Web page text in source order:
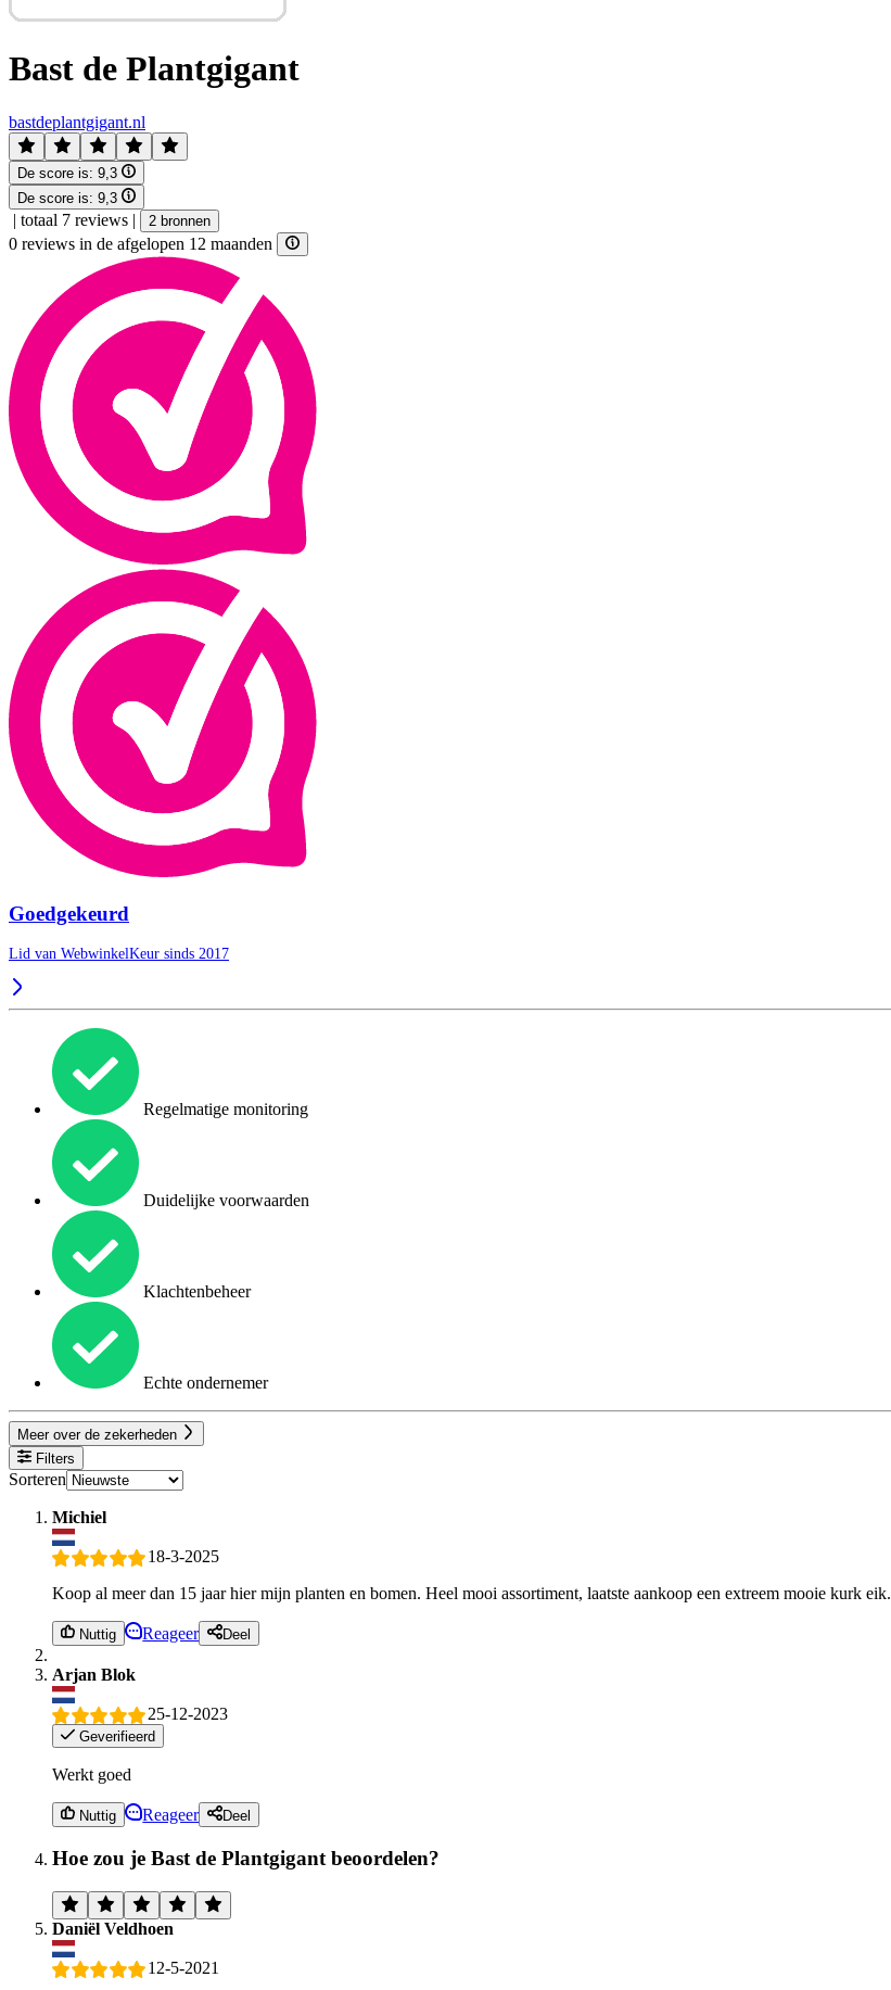
Bast de Plantgigant
bastdeplantgigant.nl
De score is: 9,3
De score is: 9,3
| totaal 7 reviews | 2 bronnen
0 reviews in de afgelopen 12 maanden
Goedgekeurd
Lid van WebwinkelKeur sinds 2017
Regelmatige monitoring
Duidelijke voorwaarden
Klachtenbeheer
Echte ondernemer
Meer over de zekerheden
Filters
Sorteren
Michiel
18-3-2025
Koop al meer dan 15 jaar hier mijn planten en bomen. Heel mooi assortiment, laatste aankoop een extreem mooie kurk eik.
Nuttig Reageer Deel
Arjan Blok
25-12-2023
Geverifieerd
Werkt goed
Nuttig Reageer Deel
Hoe zou je Bast de Plantgigant beoordelen?
Daniël Veldhoen
12-5-2021